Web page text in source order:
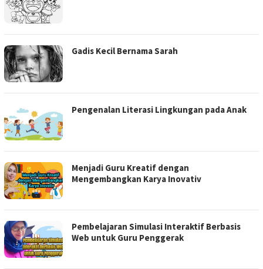
Gadis Kecil Bernama Sarah
Pengenalan Literasi Lingkungan pada Anak
Menjadi Guru Kreatif dengan
Mengembangkan Karya Inovativ
Pembelajaran Simulasi Interaktif Berbasis
Web untuk Guru Penggerak